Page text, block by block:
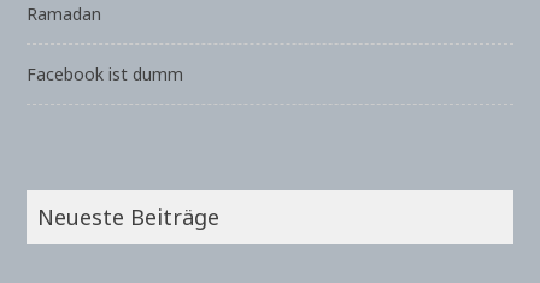
Ramadan
Facebook ist dumm
Neueste Beiträge